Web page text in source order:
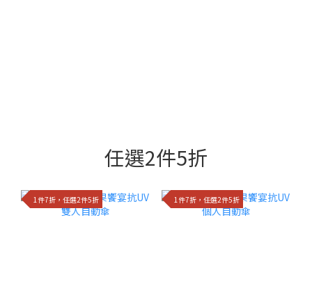
任選2件5折
1件7折，任選2件5折 1件7折，任選2件5折